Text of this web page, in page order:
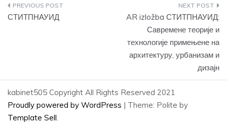
Post
СТИТПНАУИД
AR izložba СТИТПНАУИД:
Савремене теорије и
технологије примењене на
архитектуру, урбанизам и
дизајн
kabinet505 Copyright All Rights Reserved 2021
Proudly powered by WordPress | Theme: Polite by
Template Sell.